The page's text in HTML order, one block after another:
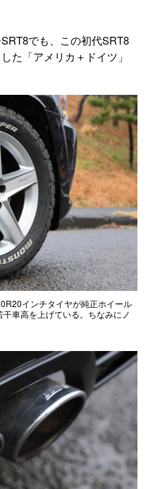
でも、この初代SRT8
た「アメリカ＋ドイツ」
インチタイヤが純正ホイール
車高を上げている。ちなみにノ